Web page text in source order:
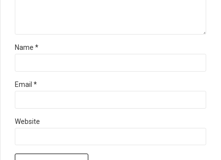
Name *
Email *
Website